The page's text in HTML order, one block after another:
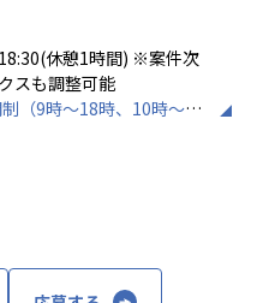
要な内容、補足が必要な
などは口頭で同期的にコ
めます
おけるやり取り
全国各地の自宅から勤務
染んでいただくためのサ
除くことで、
き、
与テーブル」を社員に公
評価しています。
を獲得し、
す。
休憩1時間) ※案件次
スも調整可能
（9時～18時、10時～19
有（月平均10時間～20